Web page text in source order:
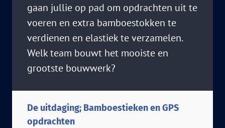
gaan jullie op pad om opdrachten uit te
voeren en extra bamboestokken te
verdienen en elastiek te verzamelen.
Welk team bouwt het mooiste en
grootste bouwwerk?
De uitdaging; Bamboestieken en GPS
opdrachten